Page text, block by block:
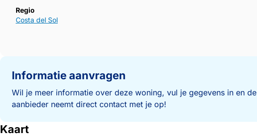
Regio
Costa del Sol
Informatie aanvragen
Wil je meer informatie over deze woning, vul je gegevens in en de
aanbieder neemt direct contact met je op!
Kaart